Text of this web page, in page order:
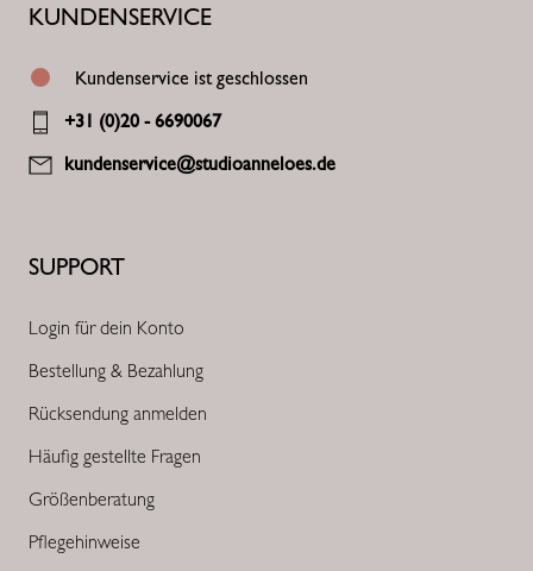
SUPPORT
Login für dein Konto
Bestellung & Bezahlung
Rücksendung anmelden
Häufig gestellte Fragen
Größenberatung
Pflegehinweise
KUNDENSERVICE
Kundenservice ist geschlossen
+31 (0)20 - 6690067
kundenservice@studioanneloes.de